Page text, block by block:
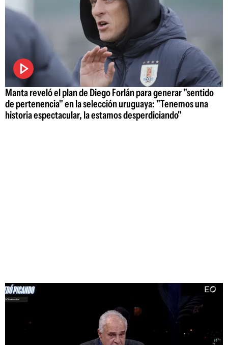
Manta reveló el plan de Diego Forlán para generar "sentido
de pertenencia" en la selección uruguaya: "Tenemos una
historia espectacular, la estamos desperdiciando"